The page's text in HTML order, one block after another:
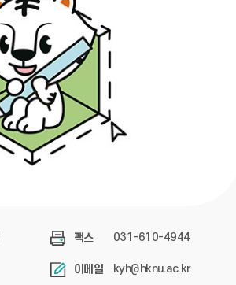
팩스 031-610-4944
이메일 kyh@hknu.ac.kr